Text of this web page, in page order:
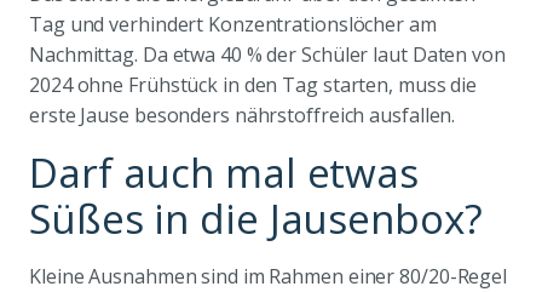
Tag und verhindert Konzentrationslöcher am
Nachmittag. Da etwa 40 % der Schüler laut Daten von
2024 ohne Frühstück in den Tag starten, muss die
erste Jause besonders nährstoffreich ausfallen.
Darf auch mal etwas
Süßes in die Jausenbox?
Kleine Ausnahmen sind im Rahmen einer 80/20-Regel